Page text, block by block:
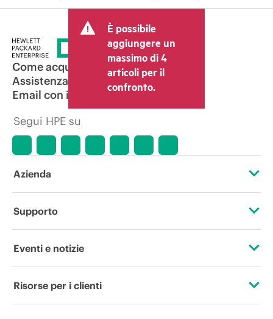
È possibile
aggiungere un
massimo di 4
articoli per il
confronto.
Come acquistare
Assistenza per i prodotti
Email con il commerciale
Segui HPE su
Azienda
Informazioni su HPE
Responsabilità aziendale
Supporto
Operational support services
Eventi e notizie
Eventi
Risorse per i clienti